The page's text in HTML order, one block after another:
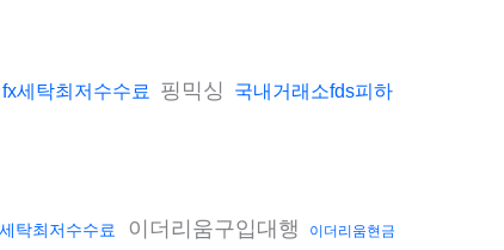
fx세탁최저수수료 핑믹싱
국내거래소fds피하
탁최저수수료 이더리움구입대행 이더리움현금